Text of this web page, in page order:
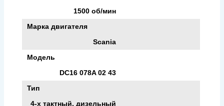
1500 об/мин
Марка двигателя
Scania
Модель
DC16 078A 02 43
Тип
4-х тактный, дизельный